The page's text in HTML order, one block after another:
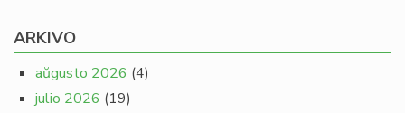
ARKIVO
aŭgusto 2026 (4)
julio 2026 (19)